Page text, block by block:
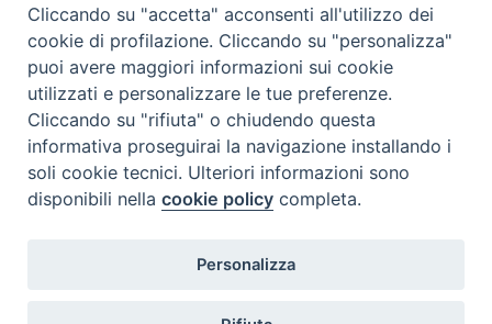
Contatti & Info
C.ne Aurelia, 50 – 00165 Roma
Contatti
Scrivi a: cnvf@chiesacattolica.it
Cliccando su "accetta" acconsenti all'utilizzo dei
cookie di profilazione. Cliccando su "personalizza"
puoi avere maggiori informazioni sui cookie
utilizzati e personalizzare le tue preferenze.
Cliccando su "rifiuta" o chiudendo questa
informativa proseguirai la navigazione installando i
soli cookie tecnici. Ulteriori informazioni sono
disponibili nellacookie policy completa.
Personalizza